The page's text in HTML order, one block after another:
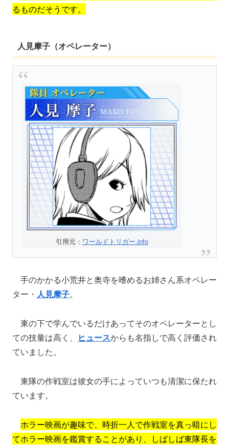
るものだそうです。
人見摩子（オペレーター）
引用元： ワールドトリガー.info
手のかかる小荒井と奥寺を嗜めるお姉さん系オペレー
ター・ 人見摩子。
東の下で学んでいるだけあってそのオペレーターとし
ての技量は高く、
ヒュースからも名指しで高く評価され
ていました。
東隊の作戦室は彼女の手によっていつも清潔に保たれ
ています。
ホラー映画が趣味で、時折一人で作戦室を真っ暗にし
てホラー映画を鑑賞することがあり、しばしば東隊長を